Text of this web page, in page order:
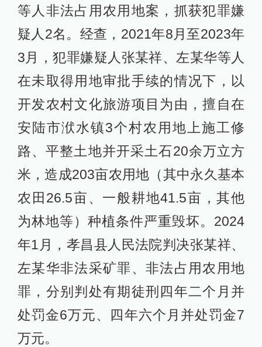
等人非法占用农用地案，抓获犯罪嫌
疑人2名。经查，2021年8月至2023年
3月，犯罪嫌疑人张某祥、左某华等人
在未取得用地审批手续的情况下，以
开发农村文化旅游项目为由，擅自在
安陆市洑水镇3个村农用地上施工修
路、平整土地并开采土石20余万立方
米，造成203亩农用地（其中永久基本
农田26.5亩、一般耕地41.5亩，其他
为林地等）种植条件严重毁坏。2024
年1月，孝昌县人民法院判决张某祥、
左某华非法采矿罪、非法占用农用地
罪，分别判处有期徒刑四年二个月并
处罚金6万元、四年六个月并处罚金7
万元。